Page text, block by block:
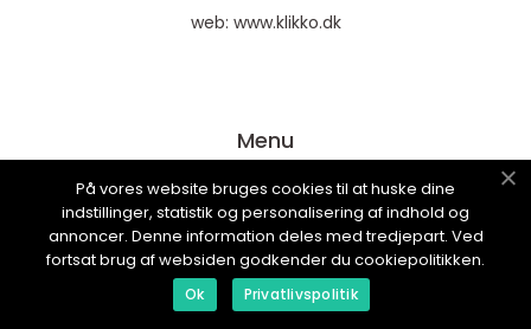
web: www.klikko.dk
Menu
Ads
About Us
Cookies
På vores website bruges cookies til at huske dine
indstillinger, statistik og personalisering af indhold og
annoncer. Denne information deles med tredjepart. Ved
fortsat brug af websiden godkender du cookiepolitikken.
Ok Privatlivspolitik